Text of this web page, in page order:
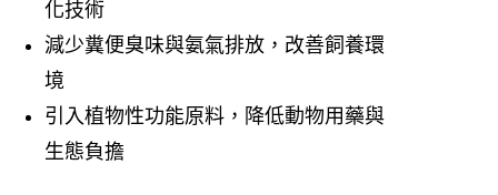
化技術
減少糞便臭味與氨氣排放，改善飼養環
境
引入植物性功能原料，降低動物用藥與
生態負擔